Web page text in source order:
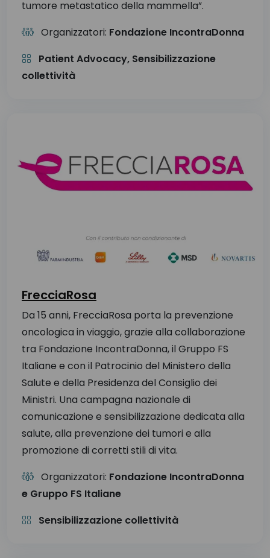
tumore metastatico della mammella”.
Organizzatori: Fondazione IncontraDonna
Patient Advocacy, Sensibilizzazione
collettività
FrecciaRosa
Da 15 anni, FrecciaRosa porta la prevenzione
oncologica in viaggio, grazie alla collaborazione
tra Fondazione IncontraDonna, il Gruppo FS
Italiane e con il Patrocinio del Ministero della
Salute e della Presidenza del Consiglio dei
Ministri. Una campagna nazionale di
comunicazione e sensibilizzazione dedicata alla
salute, alla prevenzione dei tumori e alla
promozione di corretti stili di vita.
Organizzatori: Fondazione IncontraDonna
e Gruppo FS Italiane
Sensibilizzazione collettività